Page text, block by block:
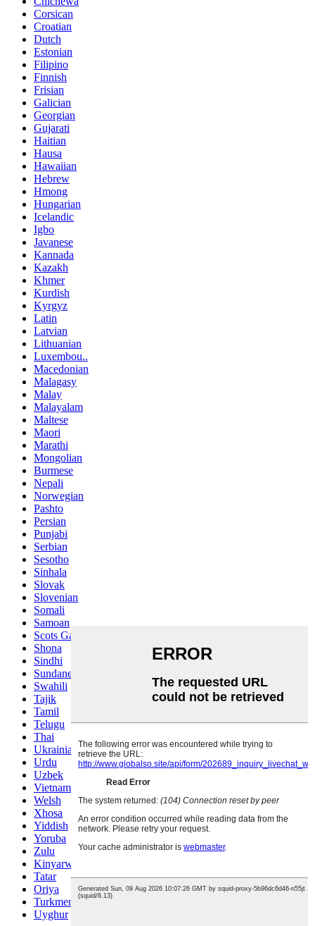
Corsican
Croatian
Dutch
Estonian
Filipino
Finnish
Frisian
Galician
Georgian
Gujarati
Haitian
Hausa
Hawaiian
Hebrew
Hmong
Hungarian
Icelandic
Igbo
Javanese
Kannada
Kazakh
Khmer
Kurdish
Kyrgyz
Latin
Latvian
Lithuanian
Luxembou..
Macedonian
Malagasy
Malay
Malayalam
Maltese
Maori
Marathi
Mongolian
Burmese
Nepali
Norwegian
Pashto
Persian
Punjabi
Serbian
Sesotho
Sinhala
Slovak
Slovenian
Somali
Samoan
Scots Gaelic
Shona
Sindhi
Sundanese
Swahili
Tajik
Tamil
Telugu
Thai
Ukrainian
Urdu
Uzbek
Vietnamese
Welsh
Xhosa
Yiddish
Yoruba
Zulu
Kinyarwanda
Tatar
Oriya
Turkmen
Uyghur